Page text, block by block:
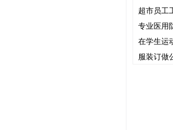
超市员工
专业医用
在学生运
服装订做